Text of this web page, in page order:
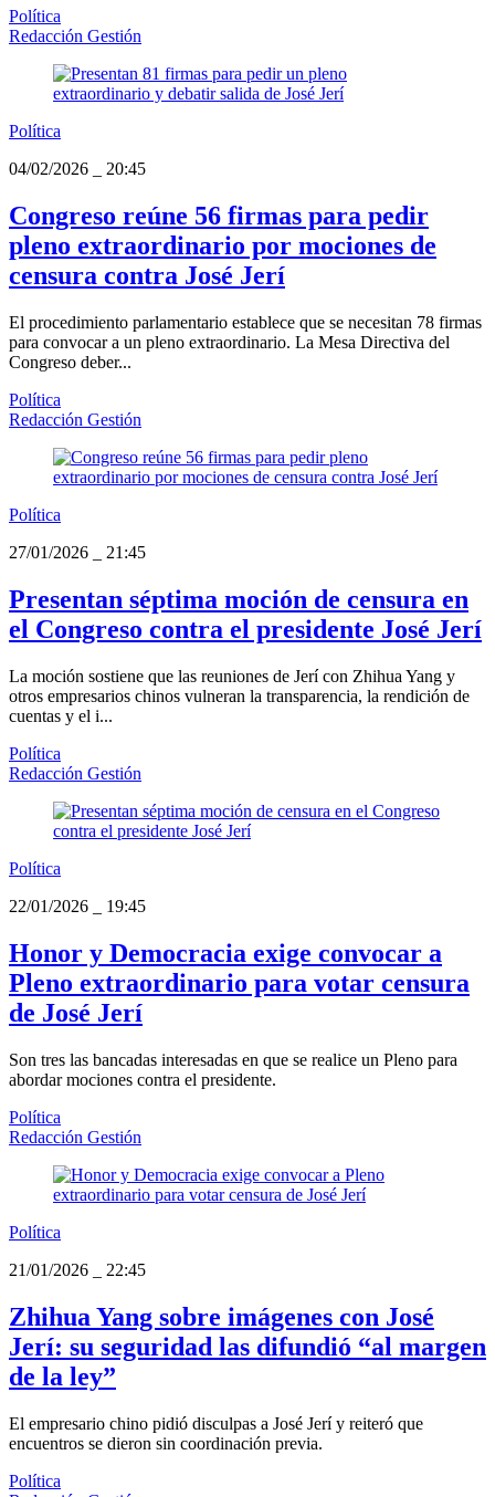
Política
Redacción Gestión
Política
04/02/2026
20:45
Congreso reúne 56 firmas para pedir
pleno extraordinario por mociones de
censura contra José Jerí
El procedimiento parlamentario establece que se necesitan 78 firmas
para convocar a un pleno extraordinario. La Mesa Directiva del
Congreso deber...
Política
Redacción Gestión
Política
27/01/2026
21:45
Presentan séptima moción de censura en
el Congreso contra el presidente José Jerí
La moción sostiene que las reuniones de Jerí con Zhihua Yang y
otros empresarios chinos vulneran la transparencia, la rendición de
cuentas y el i...
Política
Redacción Gestión
Política
22/01/2026
19:45
Honor y Democracia exige convocar a
Pleno extraordinario para votar censura
de José Jerí
Son tres las bancadas interesadas en que se realice un Pleno para
abordar mociones contra el presidente.
Política
Redacción Gestión
Política
21/01/2026
22:45
Zhihua Yang sobre imágenes con José
Jerí: su seguridad las difundió “al margen
de la ley”
El empresario chino pidió disculpas a José Jerí y reiteró que
encuentros se dieron sin coordinación previa.
Política